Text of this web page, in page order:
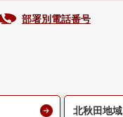
部署別電話番号
北秋田地域